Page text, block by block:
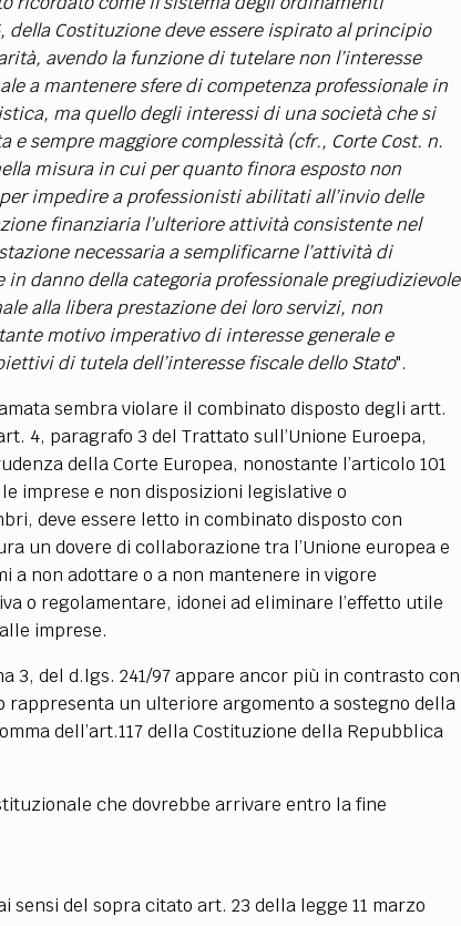
della Costituzione deve essere ispirato al principio
avendo la funzione di tutelare non l’interesse
a mantenere sfere di competenza professionale in
ma quello degli interessi di una società che si
sempre maggiore complessità (cfr., Corte Cost. n.
misura in cui per quanto finora esposto non
impedire a professionisti abilitati all’invio delle
finanziaria l’ulteriore attività consistente nel
necessaria a semplificarne l’attività di
danno della categoria professionale pregiudizievole
alla libera prestazione dei loro servizi, non
motivo imperativo di interesse generale e
di tutela dell’interesse fiscale dello Stato".
sembra violare il combinato disposto degli artt.
4, paragrafo 3 del Trattato sull’Unione Euroepa,
della Corte Europea, nonostante l’articolo 101
imprese e non disposizioni legislative o
deve essere letto in combinato disposto con
un dovere di collaborazione tra l’Unione europea e
non adottare o a non mantenere in vigore
o regolamentare, idonei ad eliminare l’effetto utile
imprese.
3, del d.lgs. 241/97 appare ancor più in contrasto con
rappresenta un ulteriore argomento a sostegno della
dell’art.117 della Costituzione della Repubblica
che dovrebbe arrivare entro la fine
sensi del sopra citato art. 23 della legge 11 marzo